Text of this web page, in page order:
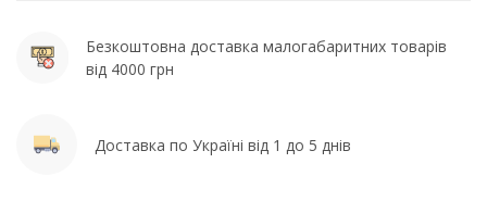
Безкоштовна доставка малогабаритних товарів
від 4000 грн
Доставка по Україні від 1 до 5 днів